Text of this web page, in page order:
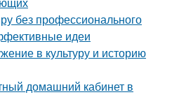
без профессионального
идеи
в культуру и историю
домашний кабинет в